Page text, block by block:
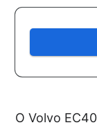
O Volvo